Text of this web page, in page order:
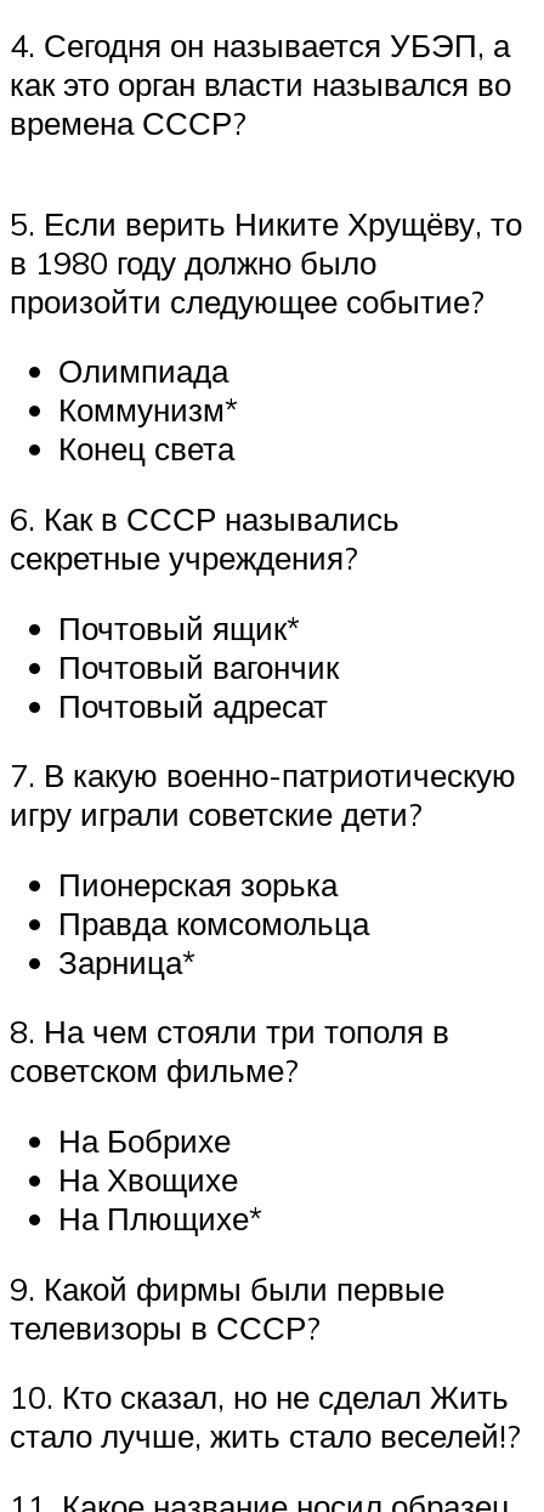
4. Сегодня он называется УБЭП, а
как это орган власти назывался во
времена СССР?
5. Если верить Никите Хрущёву, то
в 1980 году должно было
произойти следующее событие?
Олимпиада
Коммунизм*
Конец света
6. Как в СССР назывались
секретные учреждения?
Почтовый ящик*
Почтовый вагончик
Почтовый адресат
7. В какую военно-патриотическую
игру играли советские дети?
Пионерская зорька
Правда комсомольца
Зарница*
8. На чем стояли три тополя в
советском фильме?
На Бобрихе
На Хвощихе
На Плющихе*
9. Какой фирмы были первые
телевизоры в СССР?
10. Кто сказал, но не сделал Жить
стало лучше, жить стало веселей!?